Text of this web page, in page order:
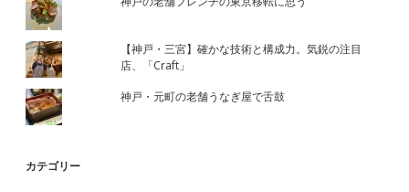
【神戸・三宮】確かな技術と構成力。気鋭の注目
店、「Craft」
神戸・元町の老舗うなぎ屋で舌鼓
カテゴリー